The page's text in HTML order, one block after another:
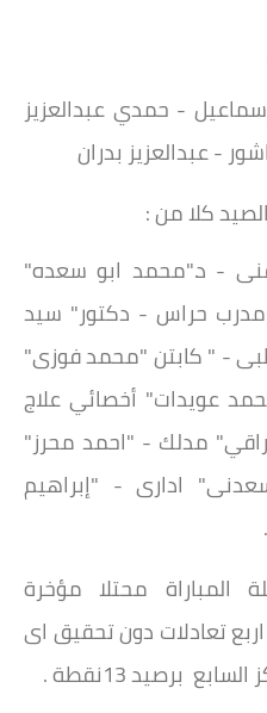
- حمدي عبدالعزيز
- عبدالعزيز بدران
كلا من :
- د."محمد ابو سعده"
حراس - دكتور" سيد
- " كابتن "محمد فوزى"
عويدات" أخصائي علاج
مدلك - "احمد محرز"
ادارى - "إبراهيم
محتلا مؤخرة
4 نقاط من اربع تعادلات دون تحقيق اى
برصيد 13نقطة .